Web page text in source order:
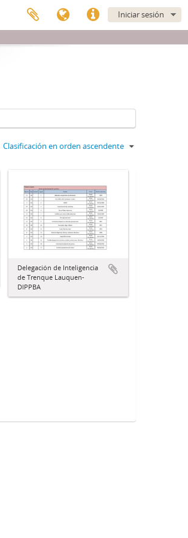
Iniciar sesión
Clasificación en orden ascendente
Delegación de Inteligencia
de Trenque Lauquen-
DIPPBA